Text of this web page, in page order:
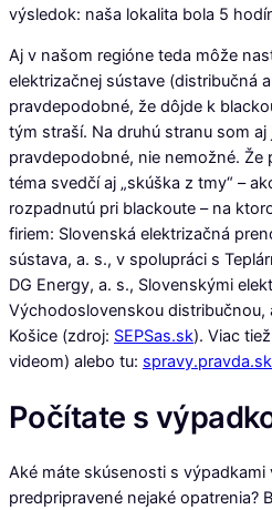
výsledok: naša lokalita bola 5
Aj v našom regióne teda môže
elektrizačnej sústave (distribučná
pravdepodobné, že dôjde k
tým straší. Na druhú stranu som
pravdepodobné, nie nemožné. Že
téma svedčí aj „skúška z tmy“ –
rozpadnutú pri blackoute – na
firiem: Slovenská elektrizačná
sústava, a. s., v spolupráci s
DG Energy, a. s., Slovenskými
Východoslovenskou distribučnou,
Košice (zdroj: SEPSas.sk). Viac
videom) alebo tu: spravy.pravda.sk
Počítate s
Aké máte skúsenosti s výpadkami
predpripravené nejaké opatrenia?